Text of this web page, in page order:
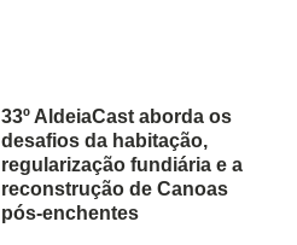
33º AldeiaCast aborda os
desafios da habitação,
regularização fundiária e a
reconstrução de Canoas
pós-enchentes